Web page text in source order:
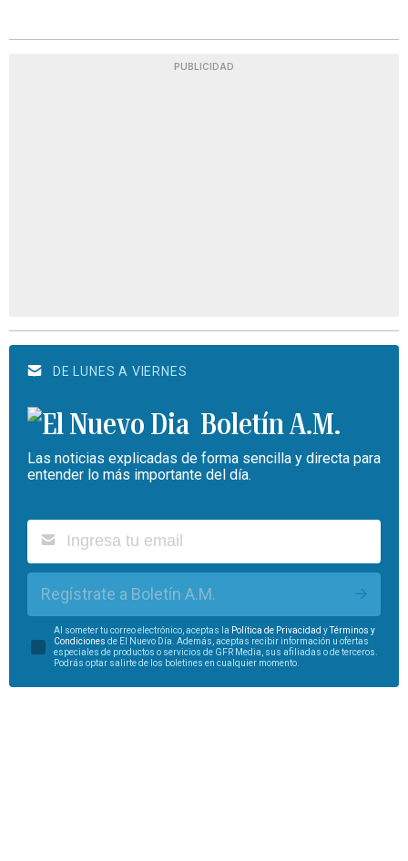
PUBLICIDAD
DE LUNES A VIERNES
Boletín A.M.
Las noticias explicadas de forma sencilla y directa para
entender lo más importante del día.
Regístrate a Boletín A.M.
Al someter tu correo electrónico, aceptas la Política de Privacidad yTérminos y
Condiciones de El Nuevo Día. Además, aceptas recibir información u ofertas
especiales de productos o servicios de GFR Media, sus afiliadas o de terceros.
Podrás optar salirte de los boletines en cualquier momento.